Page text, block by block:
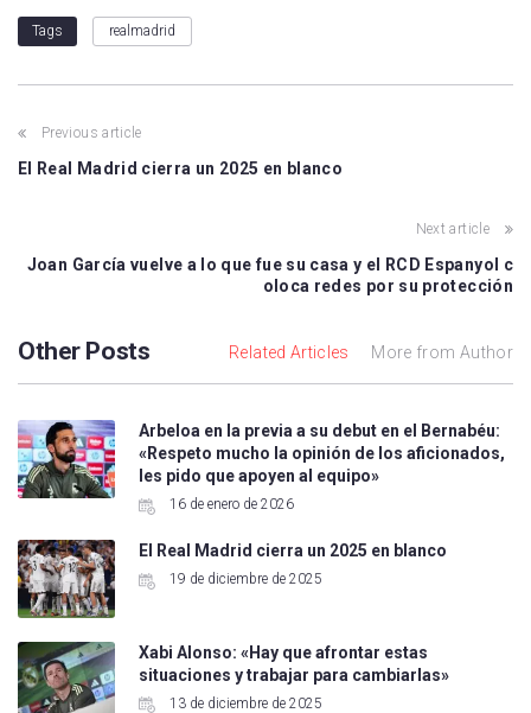
Tags realmadrid
Previous article
El Real Madrid cierra un 2025 en blanco
Next article
Joan García vuelve a lo que fue su casa y el RCD Espanyol c
oloca redes por su protección
Other Posts Related Articles More from Author
Arbeloa en la previa a su debut en el Bernabéu:
«Respeto mucho la opinión de los aficionados,
les pido que apoyen al equipo»
16 de enero de 2026
El Real Madrid cierra un 2025 en blanco
19 de diciembre de 2025
Xabi Alonso: «Hay que afrontar estas
situaciones y trabajar para cambiarlas»
13 de diciembre de 2025